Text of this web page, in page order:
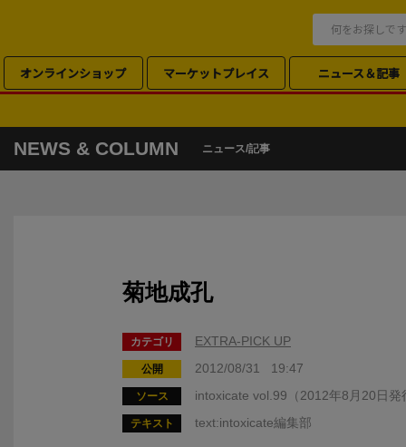
オンラインショップ マーケットプレイス ニュース＆記事
NEWS & COLUMN ニュース/記事
菊地成孔
カテゴリ EXTRA-PICK UP
公開 2012/08/31 19:47
ソース intoxicate vol.99（2012年8月20日発
テキスト text:intoxicate編集部